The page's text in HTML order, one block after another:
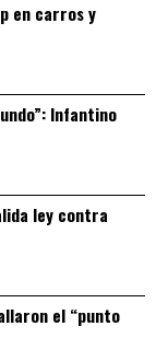
en carros y
Infantino
ley contra
el “punto